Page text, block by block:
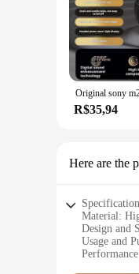
R$35,94
Here are the
Material:
Design and
Usage and